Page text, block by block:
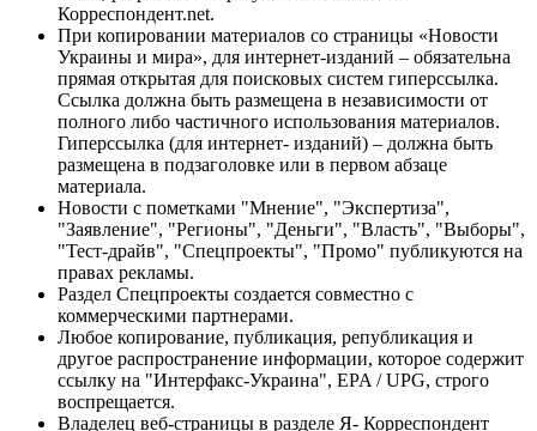
Корреспондент.net.
При копировании материалов со страницы «Новости
Украины и мира», для интернет-изданий – обязательна
прямая открытая для поисковых систем гиперссылка.
Ссылка должна быть размещена в независимости от
полного либо частичного использования материалов.
Гиперссылка (для интернет- изданий) – должна быть
размещена в подзаголовке или в первом абзаце
материала.
Новости с пометками "Мнение", "Экспертиза",
"Заявление", "Регионы", "Деньги", "Власть", "Выборы",
"Тест-драйв", "Спецпроекты", "Промо" публикуются на
правах рекламы.
Раздел Спецпроекты создается совместно с
коммерческими партнерами.
Любое копирование, публикация, републикация и
другое распространение информации, которое содержит
ссылку на "Интерфакс-Украина", EPA / UPG, строго
воспрещается.
Владелец веб-страницы в разделе Я- Корреспондент